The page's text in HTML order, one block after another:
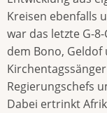
Kreisen ebenfalls
war das letzte G-
dem Bono,
Regierungschefs
Dabei ertrinkt